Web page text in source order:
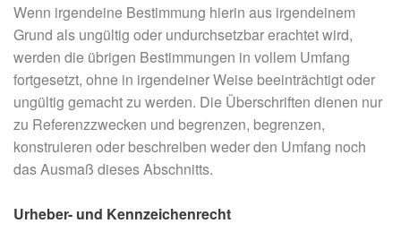
Wenn irgendeine Bestimmung hierin aus irgendeinem
Grund als ungültig oder undurchsetzbar erachtet wird,
werden die übrigen Bestimmungen in vollem Umfang
fortgesetzt, ohne in irgendeiner Weise beeinträchtigt oder
ungültig gemacht zu werden. Die Überschriften dienen nur
zu Referenzzwecken und begrenzen, begrenzen,
konstruieren oder beschreiben weder den Umfang noch
das Ausmaß dieses Abschnitts.
Urheber- und Kennzeichenrecht